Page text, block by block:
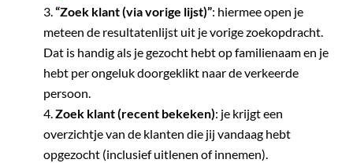
“Zoek klant (via vorige lijst)”: hiermee open je
meteen de resultatenlijst uit je vorige zoekopdracht.
Dat is handig als je gezocht hebt op familienaam en je
hebt per ongeluk doorgeklikt naar de verkeerde
persoon.
Zoek klant (recent bekeken): je krijgt een
overzichtje van de klanten die jij vandaag hebt
opgezocht (inclusief uitlenen of innemen).